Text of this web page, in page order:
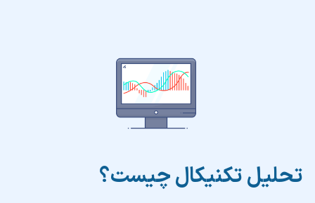
تحلیل تکنیکال چیست؟